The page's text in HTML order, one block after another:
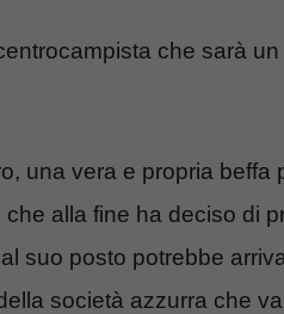
che sarà
una vera e propria beffa
alla fine ha deciso di
suo posto potrebbe
società azzurra che